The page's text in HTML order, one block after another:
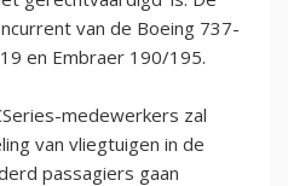
van de Boeing 737-
en Embraer 190/195.
medewerkers zal
van vliegtuigen in de
passagiers gaan